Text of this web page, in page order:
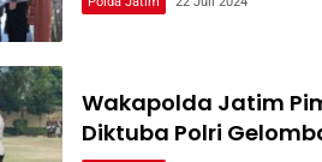
Wakapolda Jatim
Diktuba Polri